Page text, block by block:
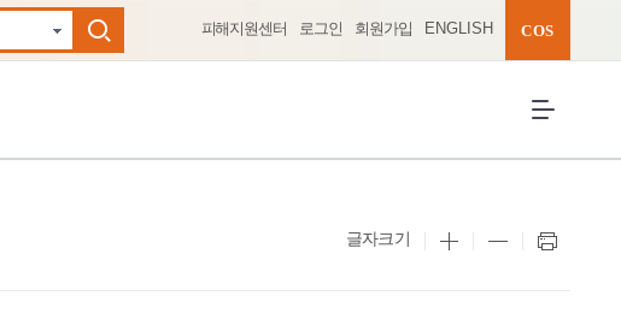
자동완성 펼치기
검색
피해지원센터 로그인 회원가입 ENGLISH COS
글자크기